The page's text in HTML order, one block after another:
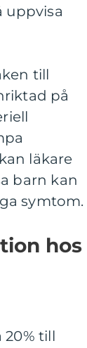
uppvisa
till
på
läkare
barn kan
symtom.
hos
till